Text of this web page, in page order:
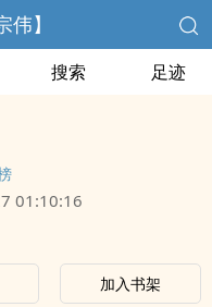
伟】
搜索 足迹
01:10:16
加入书架